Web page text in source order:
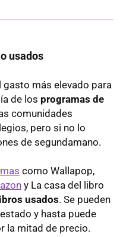
usados
más elevado para
de los programas de
comunidades
pero si no lo
de segundamano.
como Wallapop,
y La casa del libro
usados. Se pueden
y hasta puede
la mitad de precio.